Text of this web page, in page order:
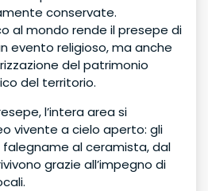
conservate.
al mondo rende il presepe di
evento religioso, ma anche
del patrimonio
del territorio.
l’intera area si
vivente a cielo aperto: gli
al ceramista, dal
grazie all’impegno di